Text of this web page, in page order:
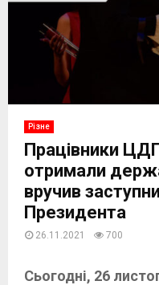
Різне
Працівники
отримали
вручив
Президента
26.11.2021 700
Сьогодні, 26